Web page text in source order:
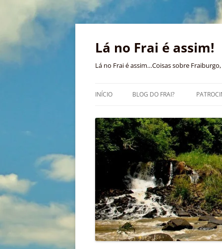
Pular
conteúdo
Lá no Frai é assim!
Lá no Frai é assim…Coisas sobre
INÍCIO BLOG DO FRAI?